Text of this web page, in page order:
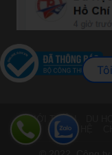
GIỚI THIỆU
LIÊN HỆ